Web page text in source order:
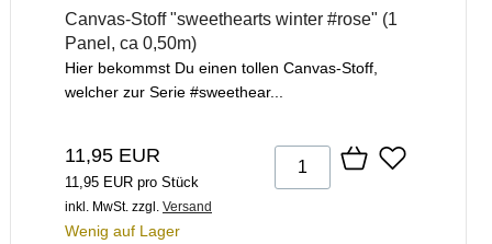
Canvas-Stoff "sweethearts winter #rose" (1
Panel, ca 0,50m)
Hier bekommst Du einen tollen Canvas-Stoff,
welcher zur Serie #sweethear...
11,95 EUR
11,95 EUR pro Stück
inkl. MwSt. zzgl. Versand
Wenig auf Lager